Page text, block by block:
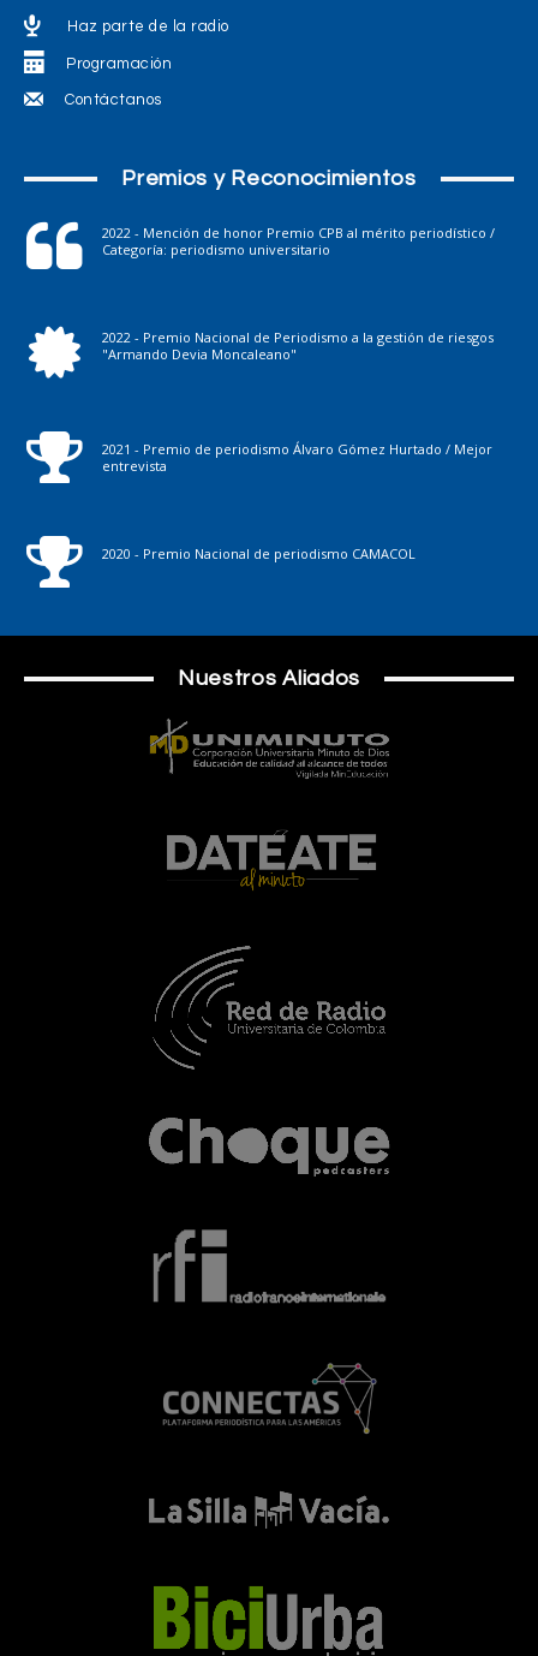
Haz parte de la radio
Programación
Contáctanos
Premios y Reconocimientos
2022 - Mención de honor Premio CPB al mérito periodístico /
Categoría: periodismo universitario
2022 - Premio Nacional de Periodismo a la gestión de riesgos
"Armando Devia Moncaleano"
2021 - Premio de periodismo Álvaro Gómez Hurtado / Mejor
entrevista
2020 - Premio Nacional de periodismo CAMACOL
Nuestros Aliados